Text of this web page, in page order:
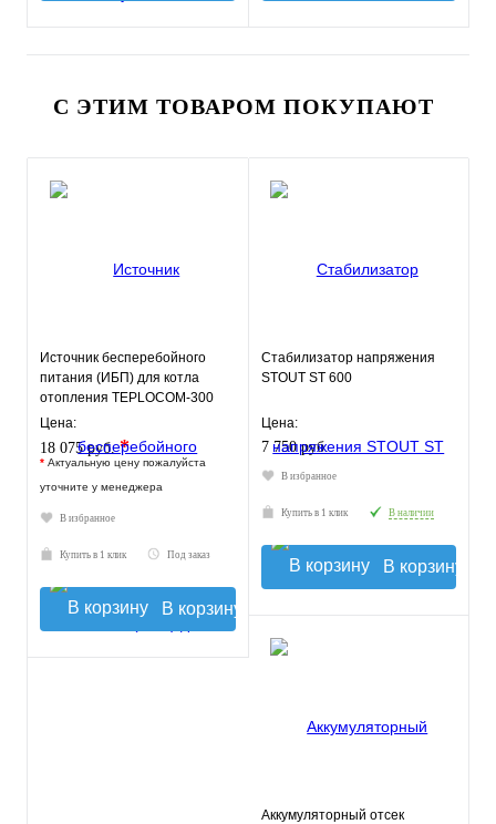
С ЭТИМ ТОВАРОМ ПОКУПАЮТ
Источник бесперебойного
питания (ИБП) для котла
отопления TEPLOCOM-300
Цена:
18 075 руб.*
* Актуальную цену пожалуйста
уточните у менеджера
В избранное
Купить в 1 клик Под заказ
В корзину
Стабилизатор напряжения
STOUT ST 600
Цена:
7 750 руб.
В избранное
Купить в 1 клик В наличии
В корзину
Аккумуляторный отсек